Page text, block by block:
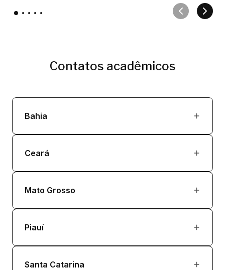
Contatos acadêmicos
Bahia
Ceará
Mato Grosso
Piauí
Santa Catarina